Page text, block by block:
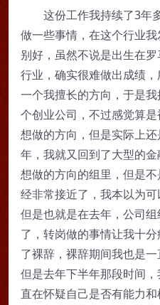
这份工作我持续了3年
做一些事情，在这个行业
别好，虽然不说是出生在
行业，确实很难做出成绩
一个我擅长的方向，于是
个创业公司，不过感觉算
想做的方向，但是实际上
年，我就又回到了大型的
想做的方向的组里，但是
经非常接近了，我本以为
但是也就是在去年，公司
了，转岗做的事情让我十
了裸辞，裸辞期间我也是
但是去年下半年那段时间
直在怀疑自己是否有能力